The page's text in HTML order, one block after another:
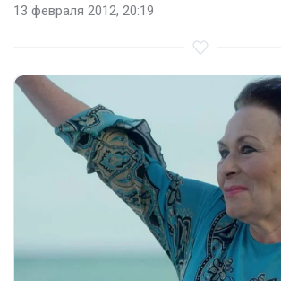
13 февраля 2012, 20:19